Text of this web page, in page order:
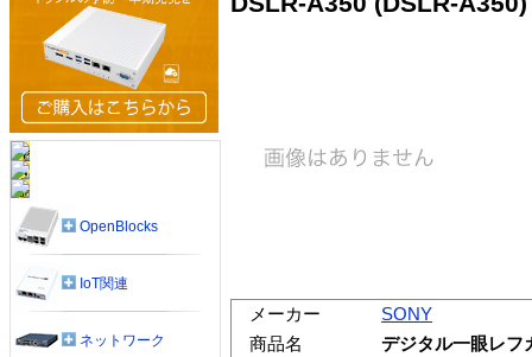
メーカー
SONY
商品名
デジタル一眼レフ
OpenBlocks
IoT関連
ネットワーク